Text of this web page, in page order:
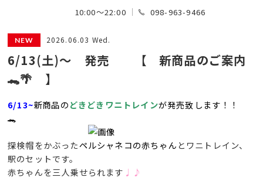
10:00～22:00 098-963-9466
2026.06.03 Wed.
6/13(土)～ 発売 【 新商品のご案内
🐊🌴 】
6/13~新商品のどきどきワニトレインが発売致します！！
🐊
探検帽をかぶったペルシャネコの赤ちゃん とワニトレイン、
駅のセットです。
赤ちゃんを三人乗せられます ♩♪